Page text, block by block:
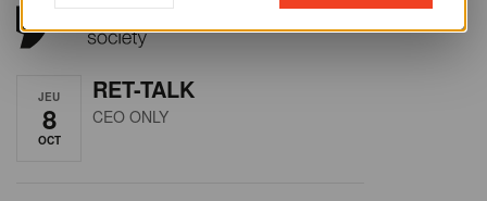
JEU
8
OCT
RET-TALK
CEO ONLY